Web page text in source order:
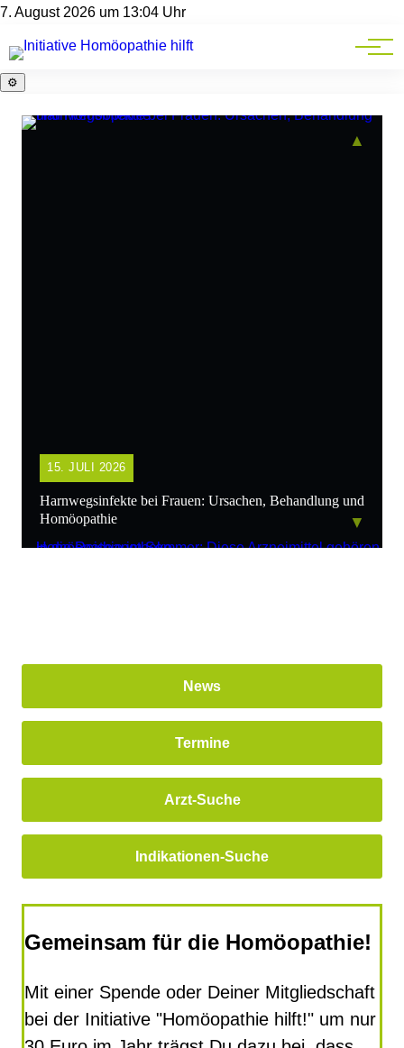
7. August 2026 um 13:04 Uhr
Homöopathie-News
⚙️
▲
15. JULI 2026
Harnwegsinfekte bei Frauen: Ursachen, Behandlung und
Homöopathie
▼
News
Termine
Arzt-Suche
Indikationen-Suche
Gemeinsam für die Homöopathie!
Mit einer Spende oder Deiner Mitgliedschaft
bei der Initiative "Homöopathie hilft!" um nur